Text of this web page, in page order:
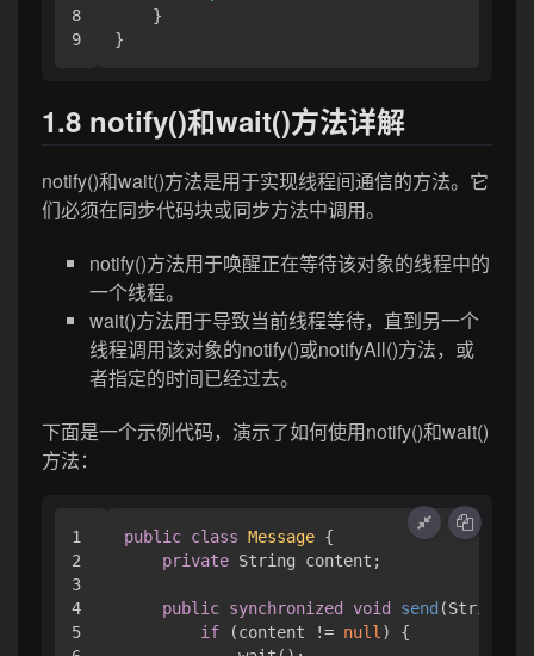
8
    }
1.8 notify()和wait()方法详解
notify()和wait()方法是用于实现线程间通信的方法。它
们必须在同步代码块或同步方法中调用。
notify()方法用于唤醒正在等待该对象的线程中的
一个线程。
wait()方法用于导致当前线程等待，直到另一个
线程调用该对象的notify()或notifyAll()方法，或
者指定的时间已经过去。
下面是一个示例代码，演示了如何使用notify()和wait()
方法：
1
2
3
4
5
public class Message {
private String content;
public synchronized void send (String
if (content != null) {